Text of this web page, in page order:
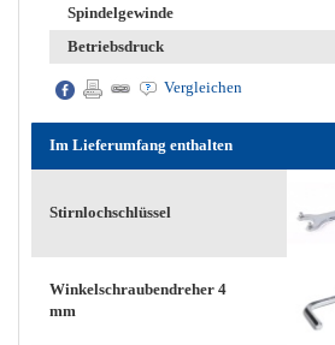
Spindelgewinde
Betriebsdruck
Vergleichen
Im Lieferumfang enthalten
Stirnlochschlüssel
Winkelschraubendreher 4
mm